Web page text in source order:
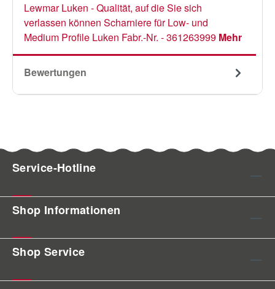
Lewmar Luken - Qualität, auf die Sie sich
verlassen können Scharniere für Low- und
Medium Profile Luken Fabr.-Nr. - 361263999 Mehr
Bewertungen
Service-Hotline
Shop Informationen
Shop Service